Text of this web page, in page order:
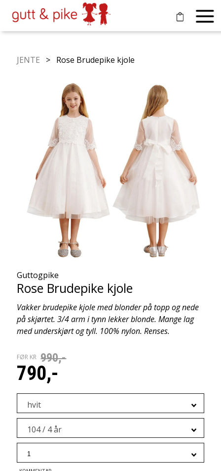
JENTE > Rose Brudepike kjole
Guttogpike
Rose Brudepike kjole
Vakker brudepike kjole med blonder på topp og nede
på skjørtet. 3/4 arm i tynn lekker blonde. Mange lag
med underskjørt og tyll. 100% nylon. Renses.
FØR KR 990,-
790,-
hvit
104 / 4 år